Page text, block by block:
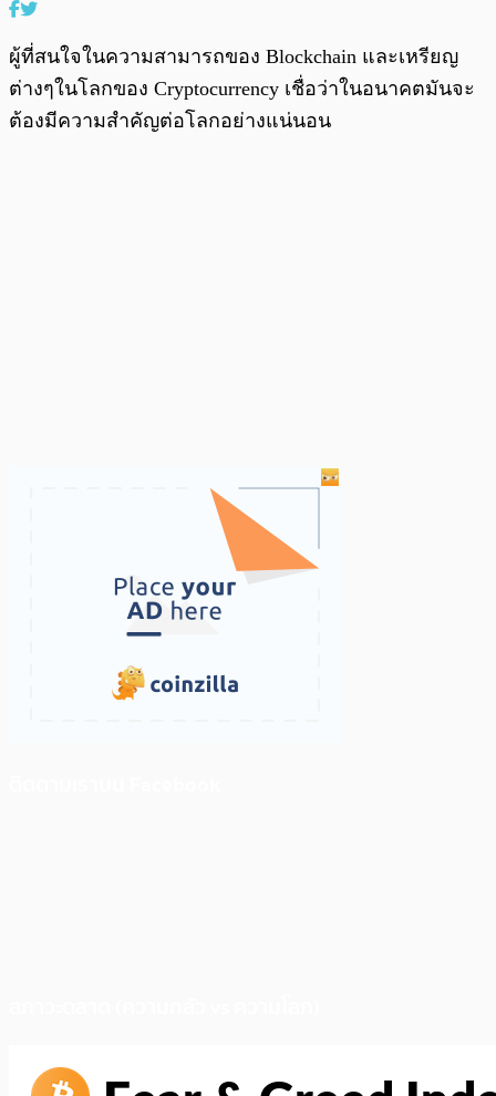
ผู้ที่สนใจในความสามารถของ Blockchain และเหรียญ
ต่างๆในโลกของ Cryptocurrency เชื่อว่าในอนาคตมันจะ
ต้องมีความสำคัญต่อโลกอย่างแน่นอน